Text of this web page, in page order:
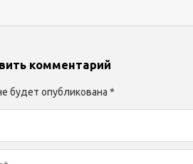
комментарий
будет опубликована *